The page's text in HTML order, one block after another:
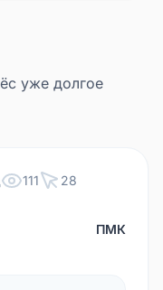
уже долгое
111 28
ПМК